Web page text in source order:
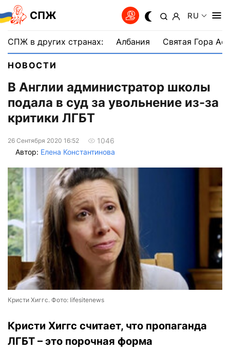
СПЖ RU
СПЖ в других странах: Албания Святая Гора
НОВОСТИ
В Англии администратор школы
подала в суд за увольнение из-за
критики ЛГБТ
26 Сентября 2020 16:52
1046
Автор: Елена Константинова
Кристи Хиггс. Фото: lifesitenews
Кристи Хиггс считает, что пропаганда
ЛГБТ – это порочная форма